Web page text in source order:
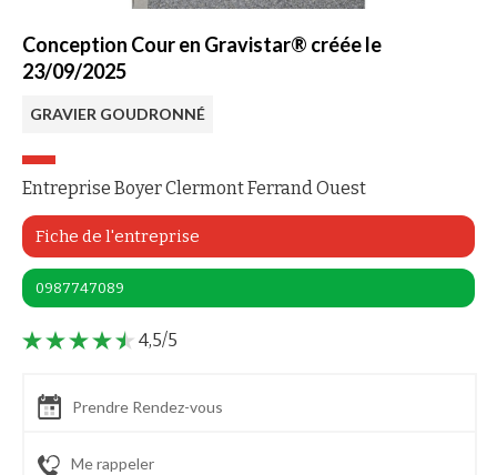
Conception Cour en Gravistar® créée le
23/09/2025
GRAVIER GOUDRONNÉ
Entreprise Boyer Clermont Ferrand Ouest
Fiche de l'entreprise
0987747089
4,5/5
Prendre Rendez-vous
Me rappeler